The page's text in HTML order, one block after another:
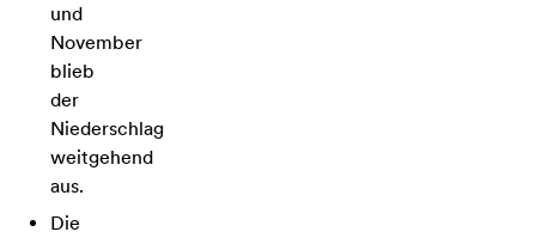
und
November
blieb
der
Niederschlag
weitgehend
aus.
Die